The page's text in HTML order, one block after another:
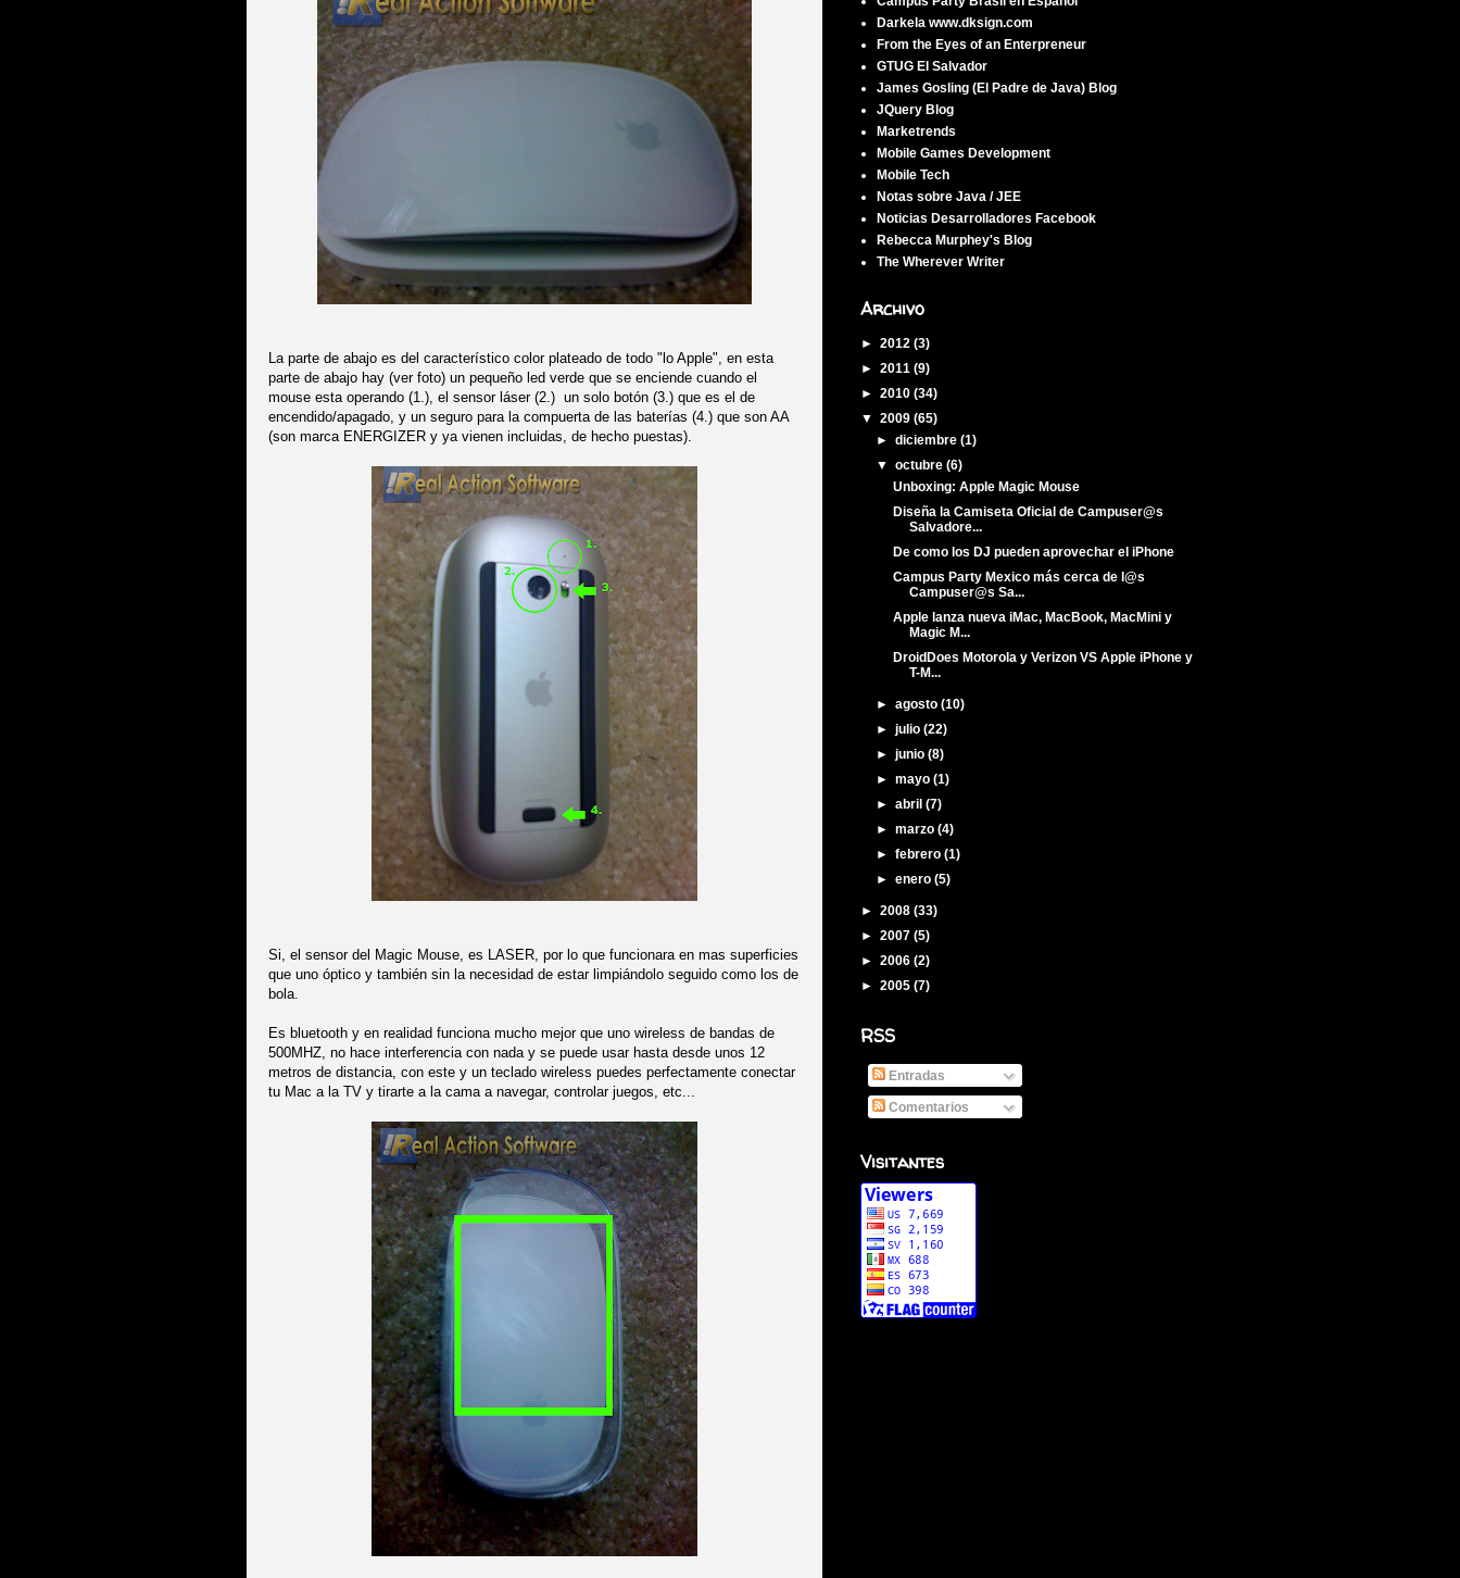
La parte de abajo es del característico color plateado de todo "lo Apple", en esta
parte de abajo hay (ver foto) un pequeño led verde que se enciende cuando el
mouse esta operando (1.), el sensor láser (2.) un solo botón (3.) que es el de
encendido/apagado, y un seguro para la compuerta de las baterías (4.) que son AA
(son marca ENERGIZER y ya vienen incluidas, de hecho puestas).
Si, el sensor del Magic Mouse, es LASER, por lo que funcionara en mas superficies
que uno óptico y también sin la necesidad de estar limpiándolo seguido como los de
bola.
Es bluetooth y en realidad funciona mucho mejor que uno wireless de bandas de
500MHZ, no hace interferencia con nada y se puede usar hasta desde unos 12
metros de distancia, con este y un teclado wireless puedes perfectamente conectar
tu Mac a la TV y tirarte a la cama a navegar, controlar juegos, etc...
Darkela www.dksign.com
From the Eyes of an Enterpreneur
GTUG El Salvador
James Gosling (El Padre de Java) Blog
JQuery Blog
Marketrends
Mobile Games Development
Mobile Tech
Notas sobre Java / JEE
Noticias Desarrolladores Facebook
Rebecca Murphey's Blog
The Wherever Writer
Archivo
► 2012 (3)
► 2011 (9)
► 2010 (34)
▼ 2009 (65)
►diciembre(1)
▼octubre(6)
Unboxing: Apple Magic Mouse
Diseña la Camiseta Oficial de Campuser@s
Salvadore...
De como los DJ pueden aprovechar el iPhone
Campus Party Mexico más cerca de l@s
Campuser@s Sa...
Apple lanza nueva iMac, MacBook, MacMini y
Magic M...
DroidDoes Motorola y Verizon VS Apple iPhone y
T-M...
►agosto(10)
►julio(22)
►junio(8)
►mayo(1)
►abril(7)
►marzo(4)
►febrero(1)
►enero(5)
► 2008 (33)
► 2007 (5)
► 2006 (2)
► 2005 (7)
RSS
Entradas
Comentarios
Visitantes